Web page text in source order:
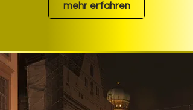
mehr erfahren